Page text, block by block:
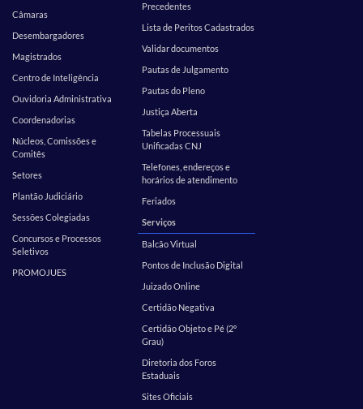
Câmaras
Desembargadores
Magistrados
Centro de Inteligência
Ouvidoria Administrativa
Coordenadorias
Núcleos, Comissões e
Comitês
Setores
Plantão Judiciário
Sessões Colegiadas
Concursos e Processos
Seletivos
PROMOJUES
Precedentes
Lista de Peritos Cadastrados
Validar documentos
Pautas de Julgamento
Pautas do Pleno
Justiça Aberta
Tabelas Processuais
Unificadas CNJ
Telefones, endereços e
horários de atendimento
Feriados
Serviços
Balcão Virtual
Pontos de Inclusão Digital
Juizado Online
Certidão Negativa
Certidão Objeto e Pé (2º
Grau)
Diretoria dos Foros
Estaduais
Sites Oficiais